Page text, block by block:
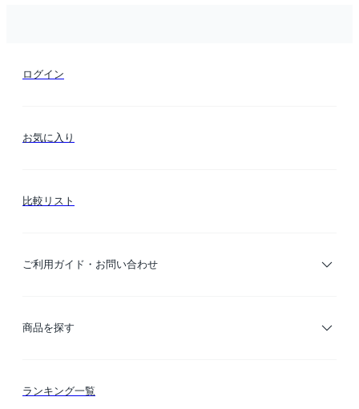
ログイン
お気に入り
比較リスト
ご利用ガイド・お問い合わせ
ご利用ガイド
商品を探す
カテゴリー検索
ランキング一覧